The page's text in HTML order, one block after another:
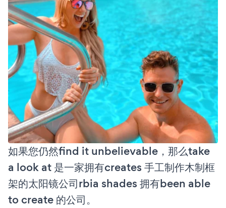
如果您仍然find it unbelievable，那么take
a look at 是一家拥有creates 手工制作木制框
架的太阳镜公司rbia shades 拥有been able
to create 的公司。